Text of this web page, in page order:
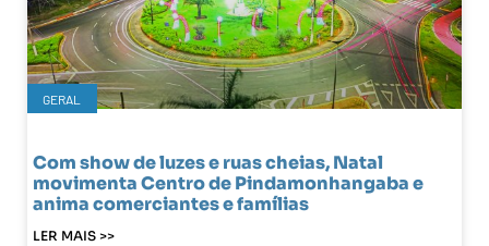
GERAL
Com show de luzes e ruas cheias, Natal
movimenta Centro de Pindamonhangaba e
anima comerciantes e famílias
LER MAIS >>